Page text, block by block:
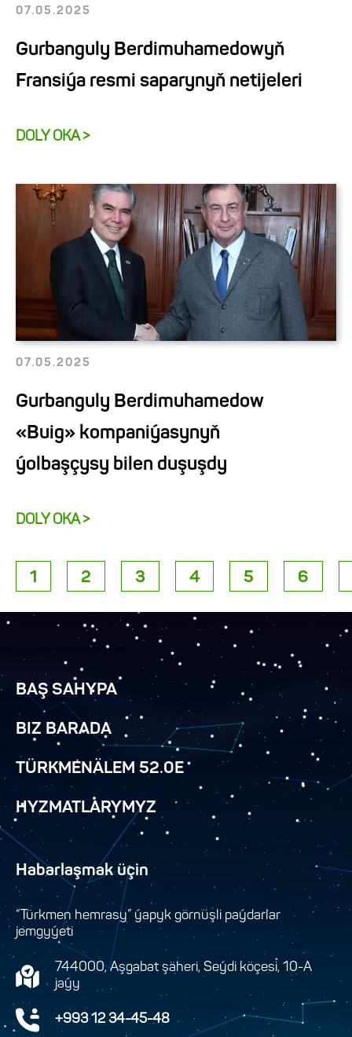
07.05.2025
Gurbanguly Berdimuhamedowyň
Fransiýa resmi saparynyň netijeleri
DOLY OKA >
07.05.2025
Gurbanguly Berdimuhamedow
«Buig» kompaniýasynyň
ýolbaşçysy bilen duşuşdy
DOLY OKA >
1 2 3 4 5 6
BAŞ SAHYPA
BIZ BARADA
TÜRKMENÄLEM 52.0E
HYZMATLARYMYZ
Habarlaşmak üçin
“Türkmen hemrasy” ýapyk görnüşli paýdarlar
jemgyýeti
744000, Aşgabat şäheri, Seýdi köçesi, 10-A
jaýy
+993 12 34-45-48